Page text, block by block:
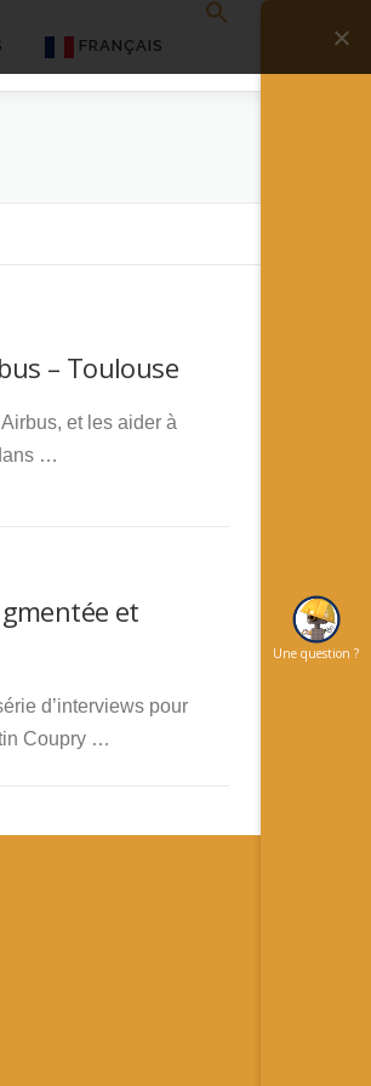
FRANÇAIS
Español
– Toulouse
et les aider à
…
et
d’interviews pour
Coupry …
Une question ?